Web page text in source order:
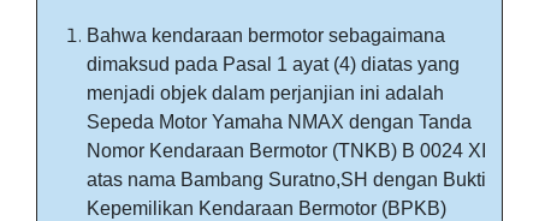
Bahwa kendaraan bermotor sebagaimana
dimaksud pada Pasal 1 ayat (4) diatas yang
menjadi objek dalam perjanjian ini adalah
Sepeda Motor Yamaha NMAX dengan Tanda
Nomor Kendaraan Bermotor (TNKB) B 0024 XI
atas nama Bambang Suratno,SH dengan Bukti
Kepemilikan Kendaraan Bermotor (BPKB)